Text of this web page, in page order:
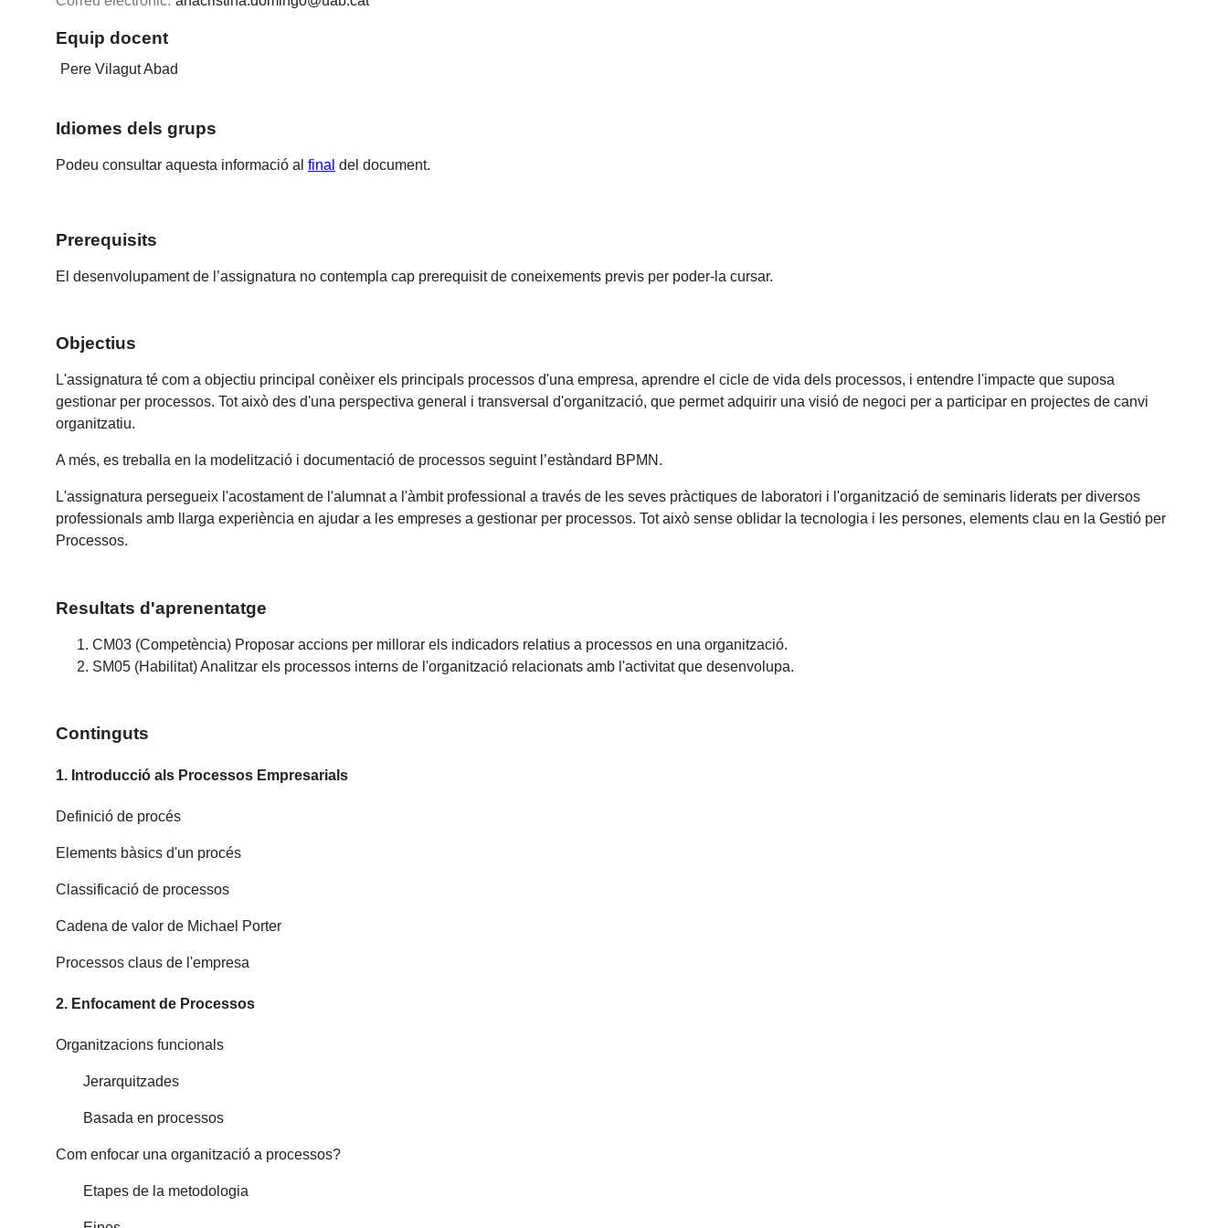
Equip docent
Pere Vilagut Abad
Idiomes dels grups
Podeu consultar aquesta informació alfinal del document.
Prerequisits
El desenvolupament de l’assignatura no contempla cap prerequisit de coneixements previs per poder-la cursar.
Objectius
L'assignatura té com a objectiu principal conèixer els principals processos d'una empresa, aprendre el cicle de vida dels processos, i entendre l'impacte que suposa
gestionar per processos. Tot això des d'una perspectiva general i transversal d'organització, que permet adquirir una visió de negoci per a participar en projectes de canvi
organitzatiu.
A més, es treballa en la modelització i documentació de processos seguint l’estàndard BPMN.
L'assignatura persegueix l'acostament de l'alumnat a l'àmbit professional a través de les seves pràctiques de laboratori i l'organització de seminaris liderats per diversos
professionals amb llarga experiència en ajudar a les empreses a gestionar per processos. Tot això sense oblidar la tecnologia i les persones, elements clau en la Gestió per
Processos.
Resultats d'aprenentatge
CM03 (Competència) Proposar accions per millorar els indicadors relatius a processos en una organització.
SM05 (Habilitat) Analitzar els processos interns de l'organització relacionats amb l'activitat que desenvolupa.
Continguts
1. Introducció als Processos Empresarials
Definició de procés
Elements bàsics d'un procés
Classificació de processos
Cadena de valor de Michael Porter
Processos claus de l'empresa
2. Enfocament de Processos
Organitzacions funcionals
Jerarquitzades
Basada en processos
Com enfocar una organització a processos?
Etapes de la metodologia